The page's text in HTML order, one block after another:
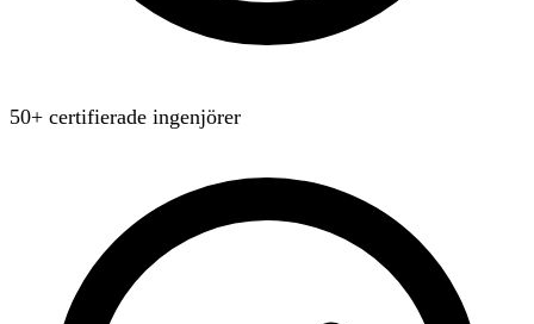
50+ certifierade ingenjörer